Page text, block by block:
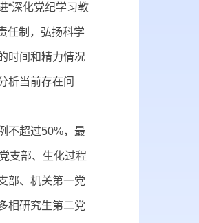
“深化党纪学习教
任制，弘扬科学
时间和精力情况
析当前存在问
不超过50%，最
支部、生化过程
部、机关第一党
相研究生第二党